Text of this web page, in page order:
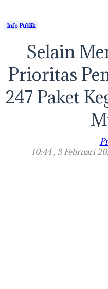
Info Publik
Selain
Prioritas
247 Paket
10:44 , 3 Februari